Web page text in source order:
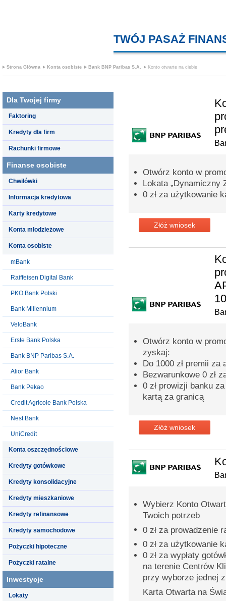
TWÓJ PASAŻ
Strona Główna Konta osobiste Bank BNP Paribas S.A. Konto otwarte na ciebie
Dla Twojej firmy
Faktoring
Kredyty dla firm
Rachunki firmowe
Finanse osobiste
Chwilówki
Informacja kredytowa
Karty kredytowe
Konta młodzieżowe
Konta osobiste
mBank
Raiffeisen Digital Bank
PKO Bank Polski
Bank Millennium
VeloBank
Erste Bank Polska
Bank BNP Paribas S.A.
Alior Bank
Bank Pekao
Credit Agricole Bank Polska
Nest Bank
UniCredit
Konta oszczędnościowe
Kredyty gotówkowe
Kredyty konsolidacyjne
Kredyty mieszkaniowe
Kredyty refinansowe
Kredyty samochodowe
Pożyczki hipoteczne
Pożyczki ratalne
Inwestycje
Lokaty
Otwórz konto w
Lokata „Dynamiczny
0 zł za użytkowanie
Złóż wniosek
Otwórz konto w
zyskaj:
Do 1000 zł premii za
Bezwarunkowe 0 zł
0 zł prowizji banku
kartą za granicą
Złóż wniosek
Wybierz Konto
Twoich potrzeb
0 zł za prowadzenie
0 zł za użytkowanie
0 zł za wypłaty
na terenie Centrów
przy wyborze jednej
Karta Otwarta na